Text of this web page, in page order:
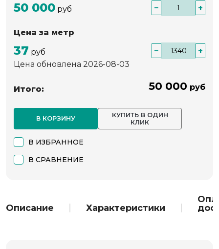
50 000 руб − +
Цена за метр
37 руб −
+
Цена обновлена 2026-08-03
Итого: 50 000 руб
В КОРЗИНУ
КУПИТЬ В ОДИН
КЛИК
В ИЗБРАННОЕ
В СРАВНЕНИЕ
Описание Характеристики